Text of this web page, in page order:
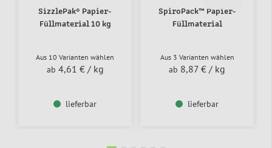
SizzlePak® Papier-
Füllmaterial 10 kg
Aus 10 Varianten wählen
ab 4,61 € / kg
lieferbar
SpiroPack™ Papier-
Füllmaterial
Aus 3 Varianten wählen
ab 8,87 € / kg
lieferbar